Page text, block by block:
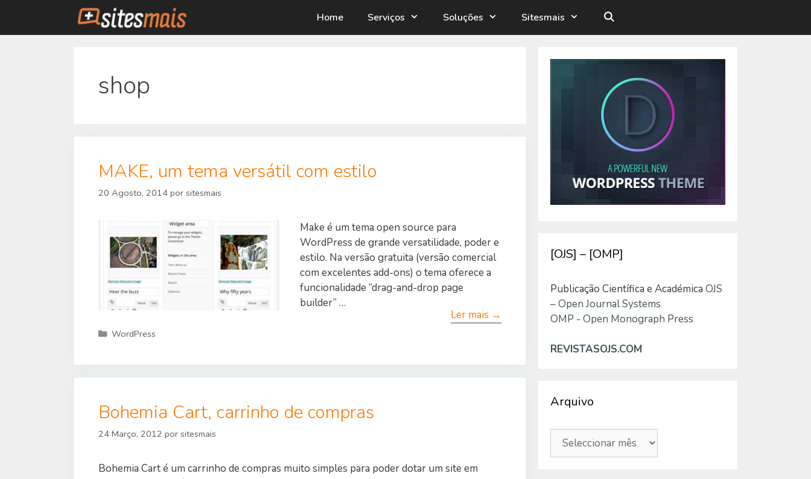
o
Home Serviços Soluções Sitesmais
shop
MAKE, um tema versátil com estilo
20 Agosto, 2014 por sitesmais
Make é um tema open source para
WordPress de grande versatilidade, poder e
estilo. Na versão gratuita (versão comercial
com excelentes add-ons) o tema oferece a
funcionalidade “drag-and-drop page
builder” …
Ler mais →
Categorias
WordPress
Bohemia Cart, carrinho de compras
24 Março, 2012 por sitesmais
Bohemia Cart é um carrinho de compras muito simples para poder dotar um site em
[OJS] – [OMP]
Publicação Científica e Académica OJS
– Open Journal Systems
OMP - Open Monograph Press
REVISTASOJS.COM
Arquivo
Arquivo